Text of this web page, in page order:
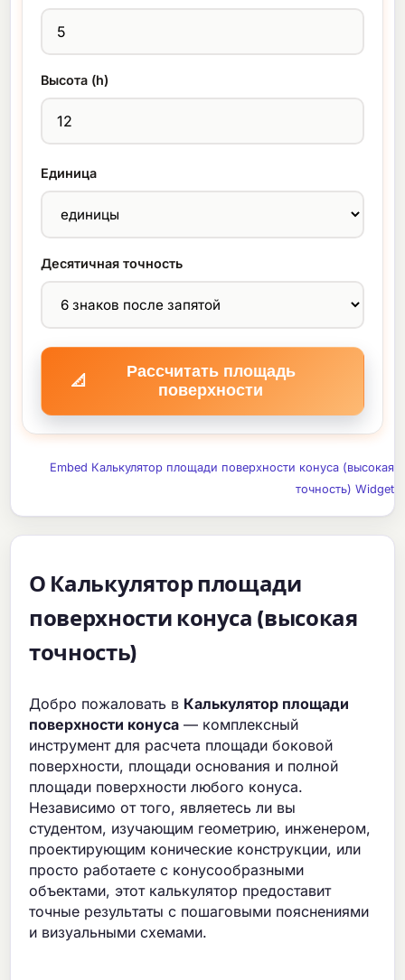
Высота (h)
Единица
Десятичная точность
📐
Рассчитать площадь
поверхности
Embed Калькулятор площади поверхности конуса (высокая
точность) Widget
О Калькулятор площади
поверхности конуса (высокая
точность)
Добро пожаловать в Калькулятор площади
поверхности конуса — комплексный
инструмент для расчета площади боковой
поверхности, площади основания и полной
площади поверхности любого конуса.
Независимо от того, являетесь ли вы
студентом, изучающим геометрию, инженером,
проектирующим конические конструкции, или
просто работаете с конусообразными
объектами, этот калькулятор предоставит
точные результаты с пошаговыми пояснениями
и визуальными схемами.